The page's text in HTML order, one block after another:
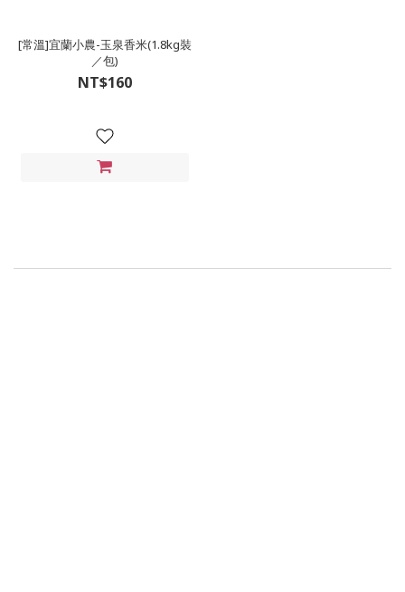
[常溫]宜蘭小農-玉泉香米(1.8kg裝
／包)
NT$160